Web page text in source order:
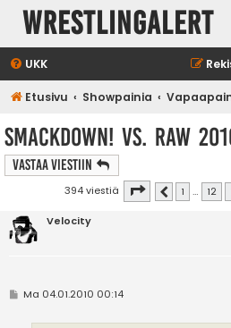
WrestlingAlert
UKK
Etusivu Showpainia
SmackDown! vs. RAW
Vastaa Viestiin
394 viestiä Sivu /
Edellinen
1 … 12
Velocity
VMa 04.01.2010 00:14